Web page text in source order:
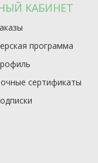
КАБИНЕТ
программа
сертификаты